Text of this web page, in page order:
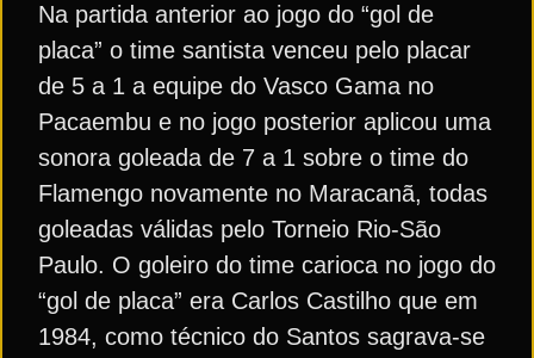
Na partida anterior ao jogo do “gol de
placa” o time santista venceu pelo placar
de 5 a 1 a equipe do Vasco Gama no
Pacaembu e no jogo posterior aplicou uma
sonora goleada de 7 a 1 sobre o time do
Flamengo novamente no Maracanã, todas
goleadas válidas pelo Torneio Rio-São
Paulo. O goleiro do time carioca no jogo do
“gol de placa” era Carlos Castilho que em
1984, como técnico do Santos sagrava-se